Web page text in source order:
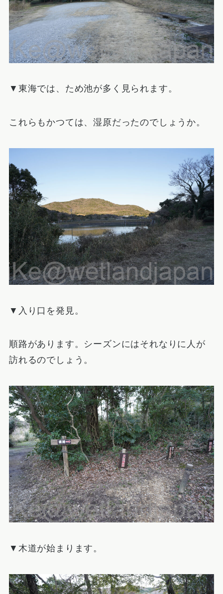
▼東海では、ため池が多く見られます。
これらもかつては、湿原だったのでしょうか。
▼入り口を発見。
順路があります。シーズンにはそれなりに人が
訪れるのでしょう。
▼木道が始まります。